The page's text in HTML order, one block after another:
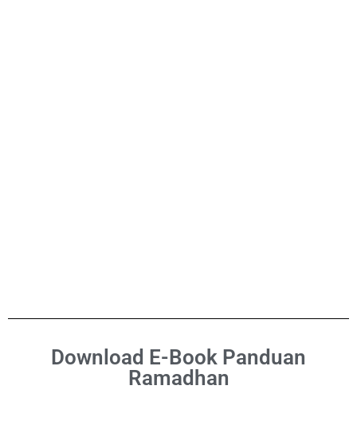
Download E-Book Panduan
Ramadhan